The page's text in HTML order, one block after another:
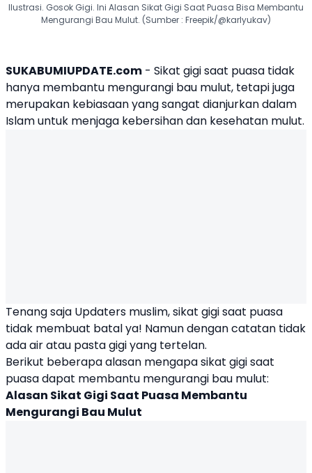
Ilustrasi. Gosok Gigi. Ini Alasan Sikat Gigi Saat Puasa Bisa Membantu
Mengurangi Bau Mulut. (Sumber : Freepik/@karlyukav)
SUKABUMIUPDATE.com - Sikat gigi saat puasa tidak
hanya membantu mengurangi bau mulut, tetapi juga
merupakan kebiasaan yang sangat dianjurkan dalam
Islam untuk menjaga kebersihan dan kesehatan mulut.
Tenang saja Updaters muslim,sikat gigisaat puasa
tidak membuat batal ya! Namun dengan catatan tidak
ada air atau pasta gigi yang tertelan.
Berikut beberapa alasan mengapa sikat gigi saat
puasa dapat membantu mengurangi bau mulut:
Alasan Sikat Gigi Saat Puasa Membantu
Mengurangi Bau Mulut